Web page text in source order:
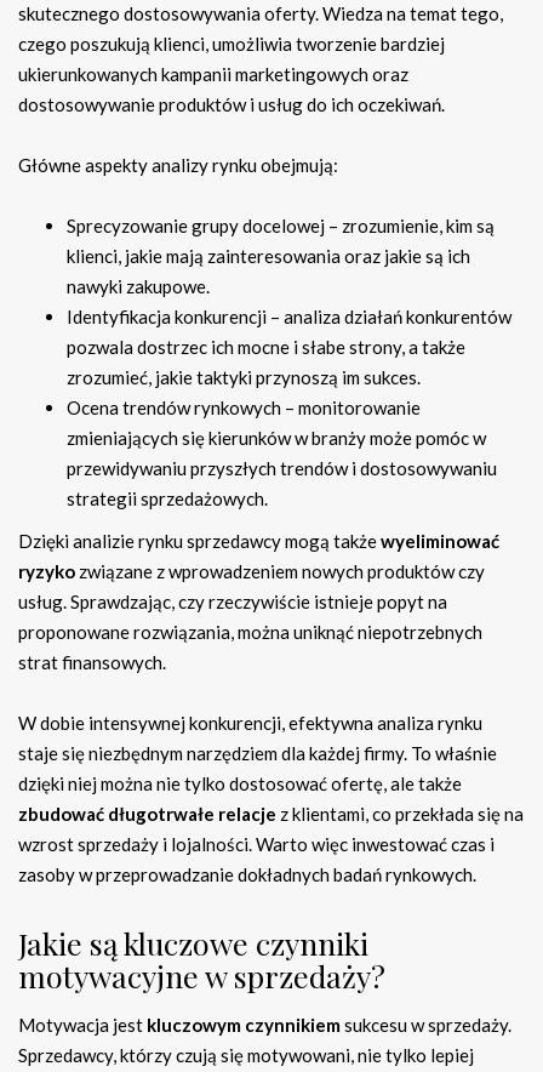
skutecznego dostosowywania oferty. Wiedza na temat tego,
czego poszukują klienci, umożliwia tworzenie bardziej
ukierunkowanych kampanii marketingowych oraz
dostosowywanie produktów i usług do ich oczekiwań.
Główne aspekty analizy rynku obejmują:
Sprecyzowanie grupy docelowej – zrozumienie, kim są
klienci, jakie mają zainteresowania oraz jakie są ich
nawyki zakupowe.
Identyfikacja konkurencji – analiza działań konkurentów
pozwala dostrzec ich mocne i słabe strony, a także
zrozumieć, jakie taktyki przynoszą im sukces.
Ocena trendów rynkowych – monitorowanie
zmieniających się kierunków w branży może pomóc w
przewidywaniu przyszłych trendów i dostosowywaniu
strategii sprzedażowych.
Dzięki analizie rynku sprzedawcy mogą takżewyeliminować
ryzyko związane z wprowadzeniem nowych produktów czy
usług. Sprawdzając, czy rzeczywiście istnieje popyt na
proponowane rozwiązania, można uniknąć niepotrzebnych
strat finansowych.
W dobie intensywnej konkurencji, efektywna analiza rynku
staje się niezbędnym narzędziem dla każdej firmy. To właśnie
dzięki niej można nie tylko dostosować ofertę, ale także
zbudować długotrwałe relacje z klientami, co przekłada się na
wzrost sprzedaży i lojalności. Warto więc inwestować czas i
zasoby w przeprowadzanie dokładnych badań rynkowych.
Jakie są kluczowe czynniki
motywacyjne w sprzedaży?
Motywacja jest kluczowym czynnikiemsukcesu w sprzedaży.
Sprzedawcy, którzy czują się motywowani, nie tylko lepiej